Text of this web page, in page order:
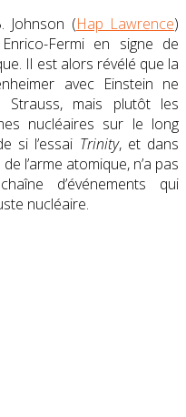
Johnson (Hap Lawrence)
Fermi en signe de
Il est alors révélé que la
avec Einstein ne
mais plutôt les
nucléaires sur le long
si l’essai Trinity, et dans
l’arme atomique, n’a pas
d’événements qui
nucléaire.